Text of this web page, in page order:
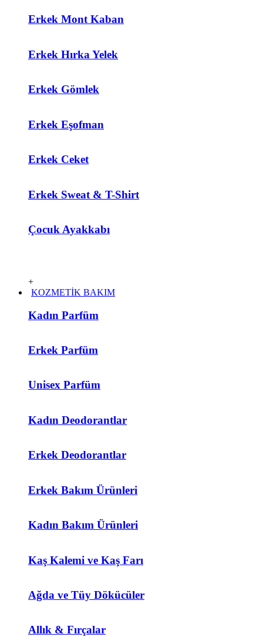
Erkek Mont Kaban
Erkek Hırka Yelek
Erkek Gömlek
Erkek Eşofman
Erkek Ceket
Erkek Sweat & T-Shirt
Çocuk Ayakkabı
+
KOZMETİK BAKIM
Kadın Parfüm
Erkek Parfüm
Unisex Parfüm
Kadın Deodorantlar
Erkek Deodorantlar
Erkek Bakım Ürünleri
Kadın Bakım Ürünleri
Kaş Kalemi ve Kaş Farı
Ağda ve Tüy Dökücüler
Allık & Fırçalar